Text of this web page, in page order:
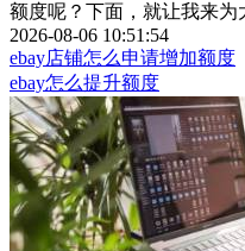
额度呢？下面，就让我来为
2026-08-06 10:51:54
ebay店铺怎么申请增加额度
ebay怎么提升额度